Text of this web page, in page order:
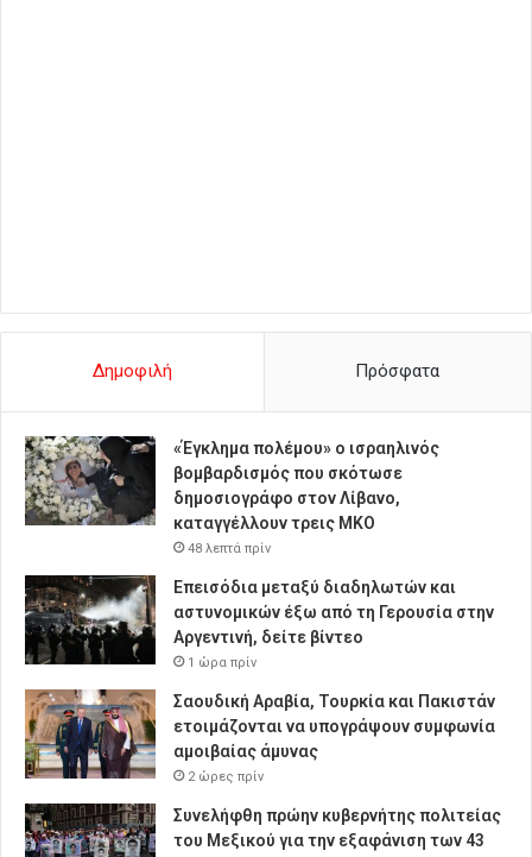
Δημοφιλή Πρόσφατα
«Έγκλημα πολέμου» ο ισραηλινός
βομβαρδισμός που σκότωσε
δημοσιογράφο στον Λίβανο,
καταγγέλλουν τρεις ΜΚΟ
48 λεπτά πρίν
Επεισόδια μεταξύ διαδηλωτών και
αστυνομικών έξω από τη Γερουσία στην
Αργεντινή, δείτε βίντεο
1 ώρα πρίν
Σαουδική Αραβία, Τουρκία και Πακιστάν
ετοιμάζονται να υπογράψουν συμφωνία
αμοιβαίας άμυνας
2 ώρες πρίν
Συνελήφθη πρώην κυβερνήτης πολιτείας
του Μεξικού για την εξαφάνιση των 43